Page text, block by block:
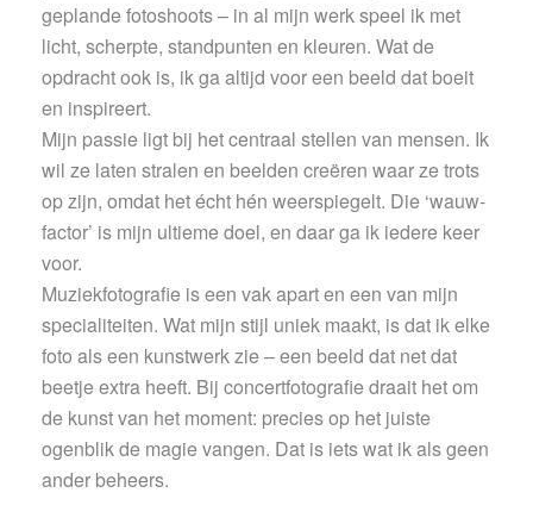
geplande fotoshoots – in al mijn werk speel ik met
licht, scherpte, standpunten en kleuren. Wat de
opdracht ook is, ik ga altijd voor een beeld dat boeit
en inspireert.
Mijn passie ligt bij het centraal stellen van mensen. Ik
wil ze laten stralen en beelden creëren waar ze trots
op zijn, omdat het écht hén weerspiegelt. Die ‘wauw-
factor’ is mijn ultieme doel, en daar ga ik iedere keer
voor.
Muziekfotografie is een vak apart en een van mijn
specialiteiten. Wat mijn stijl uniek maakt, is dat ik elke
foto als een kunstwerk zie – een beeld dat net dat
beetje extra heeft. Bij concertfotografie draait het om
de kunst van het moment: precies op het juiste
ogenblik de magie vangen. Dat is iets wat ik als geen
ander beheers.